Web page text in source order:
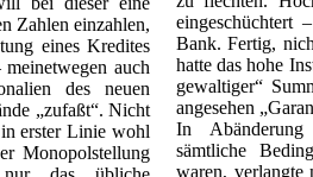
Zahlen einzahlen,
eines Kredites
auch
des neuen
„zufaßt“. Nicht
erster Linie wohl
Monopolstellung
eingeschüchtert
Bank. Fertig,
hatte das hohe
gewaltiger“
angesehen
In Abänderung
sämtliche
waren, verlangte